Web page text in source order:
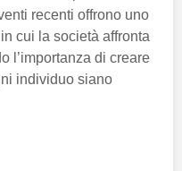
recenti offrono uno
cui la società affronta
l’importanza di creare
individuo siano